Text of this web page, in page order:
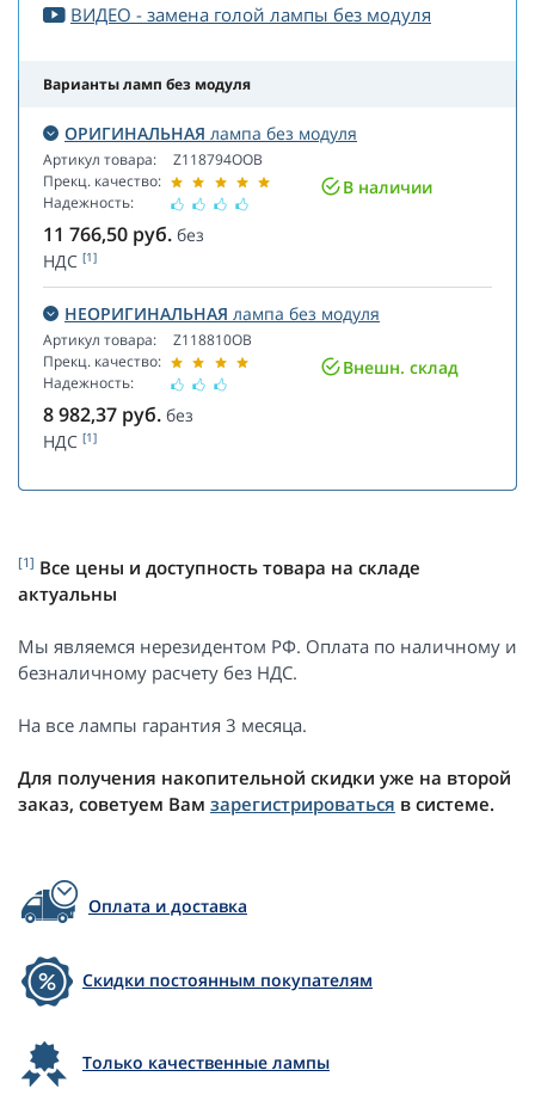
ВИДЕО - замена голой лампы без модуля
Варианты ламп без модуля
ОРИГИНАЛЬНАЯ лампа без модуля
Артикул товара:
Прекц. качество:
Надежность:
Z118794OOB
В наличии
11 766,50 руб. без
НДС [1]
НЕОРИГИНАЛЬНАЯ лампа без модуля
Артикул товара:
Прекц. качество:
Надежность:
Z118810OB
Внешн. склад
8 982,37 руб. без
НДС [1]
[1] Все цены и доступность товара на складе
актуальны
Мы являемся нерезидентом РФ. Оплата по наличному и
безналичному расчету без НДС.
На все лампы гарантия 3 месяца.
Для получения накопительной скидки уже на второй
заказ, советуем Вам зарегистрироваться в системе.
Оплата и доставка
Скидки постоянным покупателям
Только качественные лампы